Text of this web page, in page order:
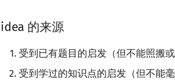
idea 的来源
受到已有题目的启发（但不能照搬
受到学过的知识点的启发（但不能